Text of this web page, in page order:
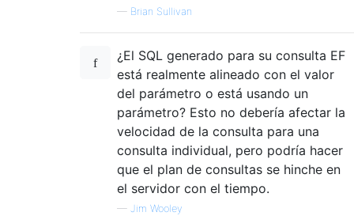
— Brian Sullivan
¿El SQL generado para su consulta EF
está realmente alineado con el valor
del parámetro o está usando un
parámetro? Esto no debería afectar la
velocidad de la consulta para una
consulta individual, pero podría hacer
que el plan de consultas se hinche en
el servidor con el tiempo.
— Jim Wooley